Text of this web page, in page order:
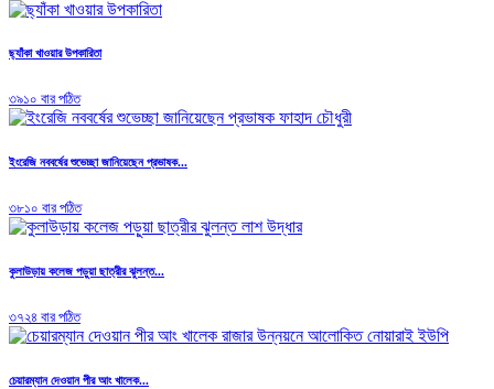
ছ্যাঁকা খাওয়ার উপকারিতা
৩৯১০ বার পঠিত
ইংরেজি নববর্ষের শুভেচ্ছা জানিয়েছেন প্রভাষক...
৩৮১০ বার পঠিত
কুলাউড়ায় কলেজ পড়ুয়া ছাত্রীর ঝুলন্ত...
৩৭২৪ বার পঠিত
চেয়ারম্যান দেওয়ান পীর আং খালেক...